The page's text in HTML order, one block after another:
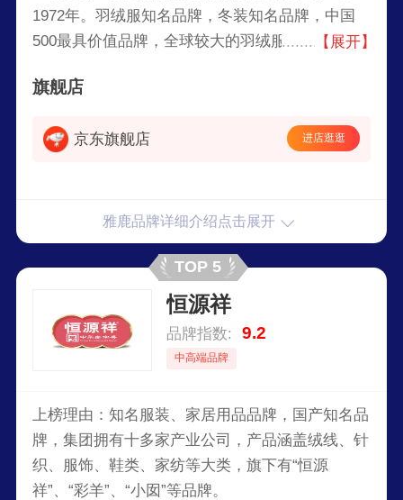
1972年。羽绒服知名品牌，冬装知名品牌，中国
500最具价值品牌，全球较大的羽绒服制品生产企
商务、服装制造等领域。2008年雅鹿以185.26亿资
【展开】
旗舰店
京东旗舰店 进店逛逛
雅鹿品牌详细介绍点击展开
TOP 5
恒源祥
品牌指数: 9.2
中高端品牌
上榜理由：知名服装、家居用品品牌，国产知名品
牌，集团拥有十多家产业公司，产品涵盖绒线、针
织、服饰、鞋类、家纺等大类，旗下有“恒源
祥”、“彩羊”、“小囡”等品牌。